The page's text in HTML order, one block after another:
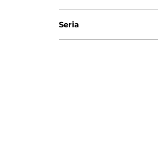
Seria